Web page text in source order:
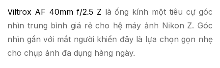
Viltrox AF 40mm f/2.5 Z là ống kính một tiêu cự góc
nhìn trung bình giá rẻ cho hệ máy ảnh Nikon Z. Góc
nhìn gần với mắt người khiến đây là lựa chọn gọn nhẹ
cho chụp ảnh đa dụng hàng ngày.